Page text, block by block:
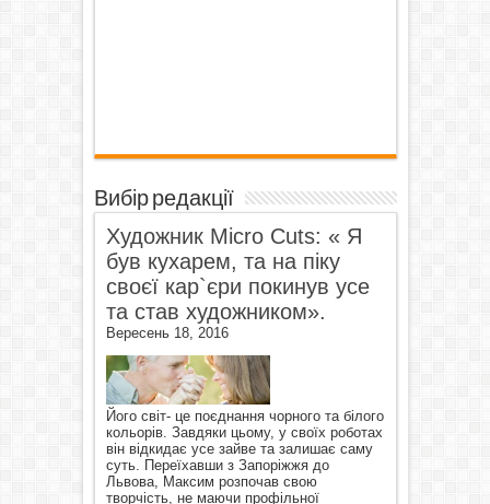
Вибір редакції
Художник Micro Cuts: « Я
був кухарем, та на піку
своєї кар`єри покинув усе
та став художником».
Вересень 18, 2016
Його світ- це поєднання чорного та білого
кольорів. Завдяки цьому, у своїх роботах
він відкидає усе зайве та залишає саму
суть. Переїхавши з Запоріжжя до
Львова, Максим розпочав свою
творчість, не маючи профільної